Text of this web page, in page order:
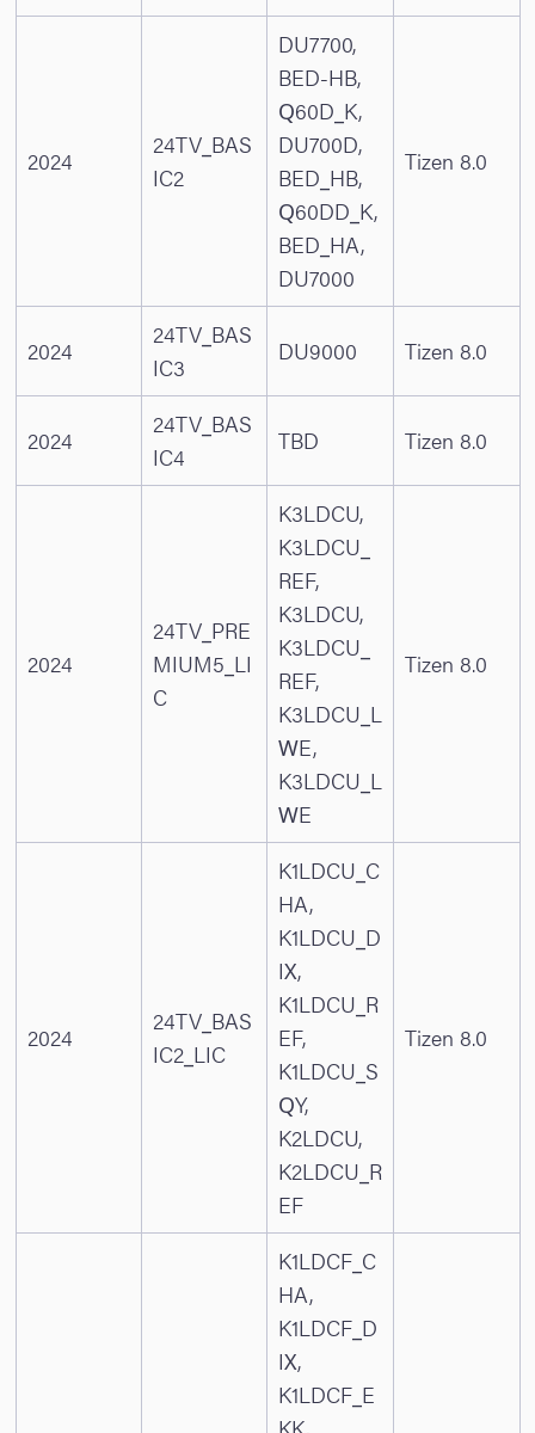
2024
24TV_BAS
IC2
DU7700,
BED-HB,
Q60D_K,
DU700D,
BED_HB,
Q60DD_K,
BED_HA,
DU7000
Tizen 8.0
2024
24TV_BAS
IC3
DU9000 Tizen 8.0
2024
24TV_BAS
IC4
TBD Tizen 8.0
2024
24TV_PRE
MIUM5_LI
C
K3LDCU,
K3LDCU_
REF,
K3LDCU,
K3LDCU_
REF,
K3LDCU_L
WE,
K3LDCU_L
WE
Tizen 8.0
2024
24TV_BAS
IC2_LIC
K1LDCU_C
HA,
K1LDCU_D
IX,
K1LDCU_R
EF,
K1LDCU_S
QY,
K2LDCU,
K2LDCU_R
EF
Tizen 8.0
K1LDCF_C
HA,
K1LDCF_D
IX,
K1LDCF_E